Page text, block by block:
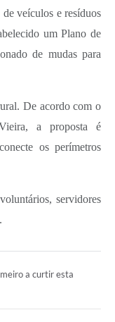
veículos e resíduos
um Plano de
de mudas para
De acordo com o
a proposta é
os perímetros
servidores
a curtir esta